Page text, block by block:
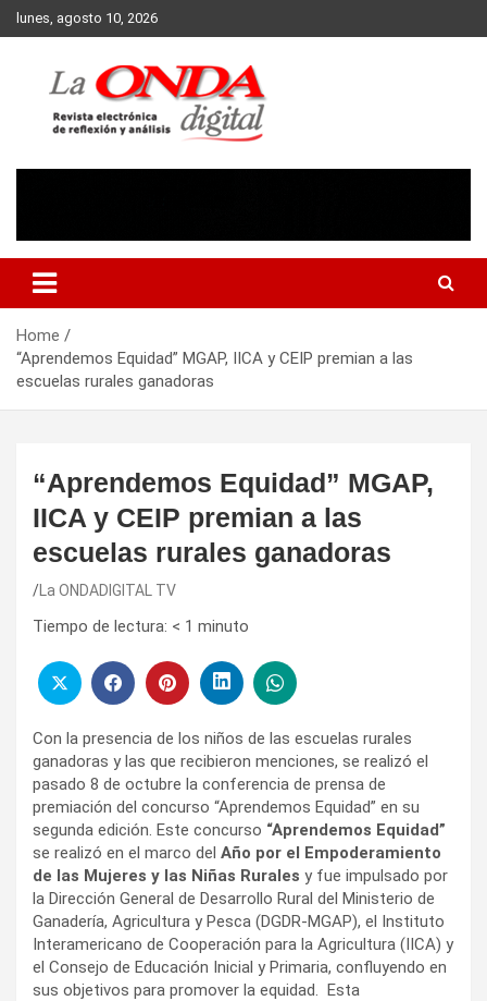
Skip
to
lunes, agosto 10, 2026
Home
“Aprendemos Equidad” MGAP, IICA y CEIP premian a las
escuelas rurales ganadoras
“Aprendemos Equidad” MGAP,
IICA y CEIP premian a las
escuelas rurales ganadoras
La ONDADIGITAL TV
Tiempo de lectura: < 1 minuto
Con la presencia de los niños de las escuelas rurales
ganadoras y las que recibieron menciones, se realizó el
pasado 8 de octubre la conferencia de prensa de
premiación del concurso “Aprendemos Equidad” en su
segunda edición. Este concurso “Aprendemos Equidad”
se realizó en el marco del Año por el Empoderamiento
de las Mujeres y las Niñas Rurales y fue impulsado por
la Dirección General de Desarrollo Rural del Ministerio de
Ganadería, Agricultura y Pesca (DGDR-MGAP), el Instituto
Interamericano de Cooperación para la Agricultura (IICA) y
el Consejo de Educación Inicial y Primaria, confluyendo en
sus objetivos para promover la equidad. Esta